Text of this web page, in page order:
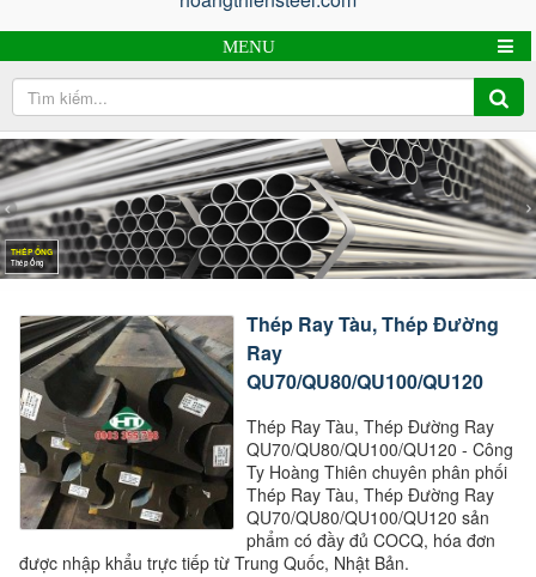
MENU
THÉP ỐNG
Thép Ống
Thép Ray Tàu, Thép Đường
Ray
QU70/QU80/QU100/QU120
Thép Ray Tàu, Thép Đường Ray
QU70/QU80/QU100/QU120 - Công
Ty Hoàng Thiên chuyên phân phối
Thép Ray Tàu, Thép Đường Ray
QU70/QU80/QU100/QU120 sản
phẩm có đầy đủ COCQ, hóa đơn
được nhập khẩu trực tiếp từ Trung Quốc, Nhật Bản.